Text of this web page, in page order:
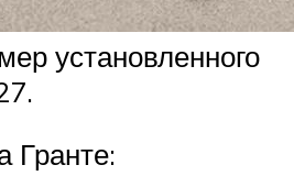
установленного